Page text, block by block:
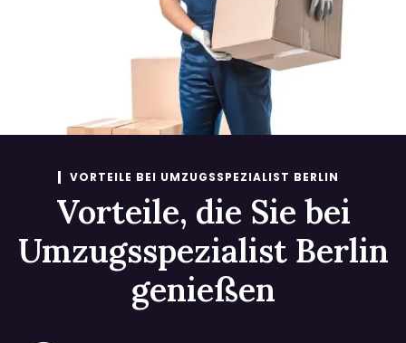
VORTEILE BEI UMZUGSSPEZIALIST BERLIN
Vorteile, die Sie bei
Umzugsspezialist Berlin
genießen